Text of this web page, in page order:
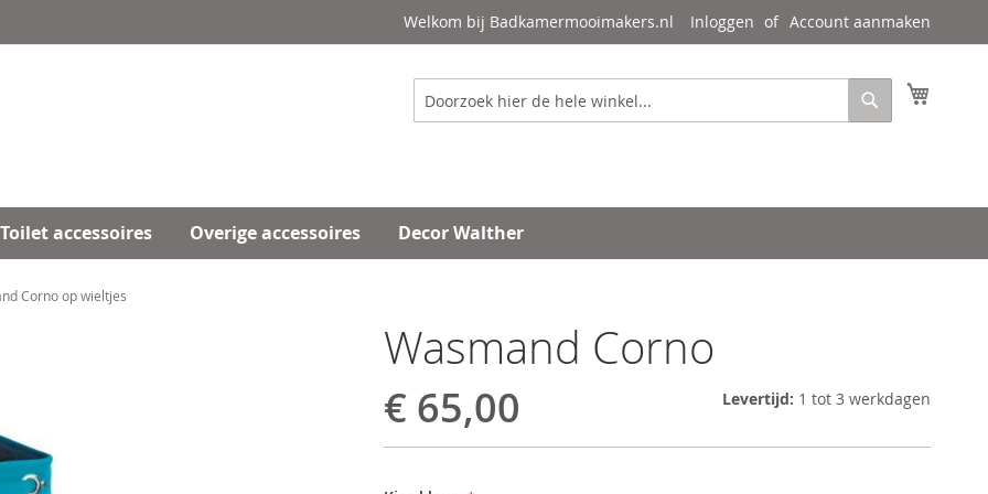
Welkom bij Badkamermooimakers.nl Inloggen Account aanmaken
Zoeken
Zoeken
Toilet accessoires Overige accessoires Decor Walther
Corno op wieltjes
Wasmand Corno
€ 65,00 Levertijd: 1 tot 3 werkdagen